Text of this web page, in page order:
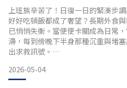
上班族辛苦了！日復一日的緊湊步
好好吃頓飯都成了奢望？長期外食
已悄悄失衡。當便便卡關成為日常
滯，每到傍晚下半身那種沉重與堵
出求救訊號。
難處，特別研發兩款代謝黃金配方，
堆積！點擊下方影片，讓我們用聲音
2026-05-04